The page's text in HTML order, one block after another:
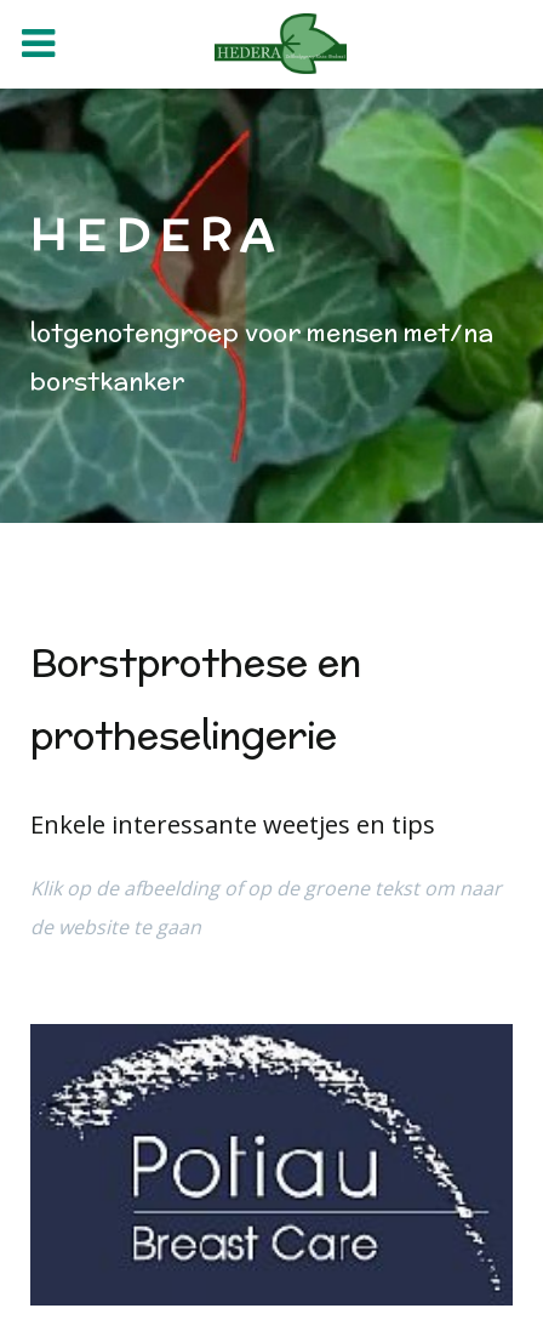
H E D E R A
lotgenotengroep voor mensen met/na
borstkanker
Borstprothese en
protheselingerie
Enkele interessante weetjes en tips
Klik op de afbeelding of op de groene tekst om naar
de website te gaan